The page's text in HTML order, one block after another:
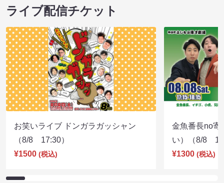
ライブ配信チケット
お笑いライブ ドンガラガッシャン
（8/8 17:30）
¥1500 (税込)
金魚番長no寄
い）（8/8
¥1300 (税込)